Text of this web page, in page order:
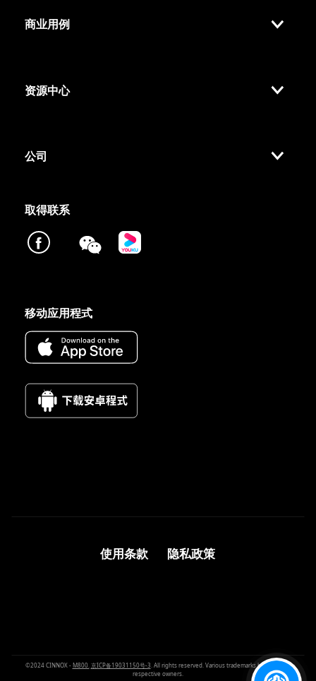
商业用例
资源中心
公司
取得联系
移动应用程式
使用条款 隐私政策
©2024 CINNOX -M800. 京ICP备19031150号-3 . All rights reserved. Various trademarks held by their
respective owners.